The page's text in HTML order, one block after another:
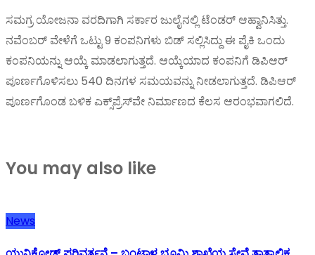
ಸಮಗ್ರ ಯೋಜನಾ ವರದಿಗಾಗಿ ಸರ್ಕಾರ ಜುಲೈನಲ್ಲಿ ಟೆಂಡರ್‌ ಆಹ್ವಾನಿಸಿತ್ತು.
ನವೆಂಬರ್‌ ವೇಳೆಗೆ ಒಟ್ಟು 9 ಕಂಪನಿಗಳು ಬಿಡ್‌ ಸಲ್ಲಿಸಿದ್ದು ಈ ಪೈಕಿ ಒಂದು
ಕಂಪನಿಯನ್ನು ಆಯ್ಕೆ ಮಾಡಲಾಗುತ್ತದೆ. ಆಯ್ಕೆಯಾದ ಕಂಪನಿಗೆ ಡಿಪಿಆರ್‌
ಪೂರ್ಣಗೊಳಿಸಲು 540 ದಿನಗಳ ಸಮಯವನ್ನು ನೀಡಲಾಗುತ್ತದೆ. ಡಿಪಿಆರ್‌
ಪೂರ್ಣಗೊಂಡ ಬಳಿಕ ಎಕ್ಸ್‌ಪ್ರೆಸ್‌ವೇ ನಿರ್ಮಾಣದ ಕೆಲಸ ಆರಂಭವಾಗಲಿದೆ.
You may also like
News